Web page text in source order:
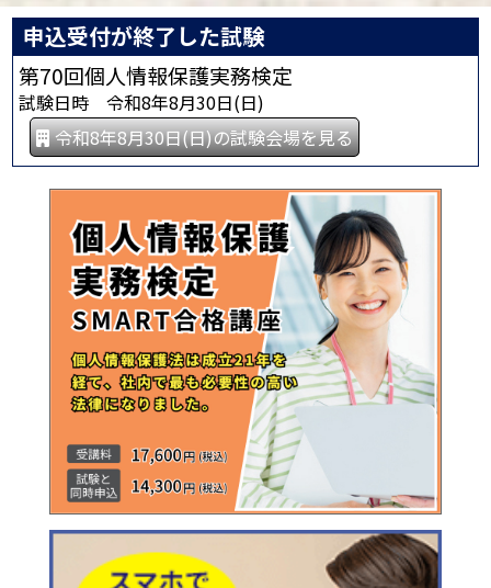
申込受付が終了した試験
第70回個人情報保護実務検定
試験日時 令和8年8月30日(日)
令和8年8月30日(日)の試験会場を見る